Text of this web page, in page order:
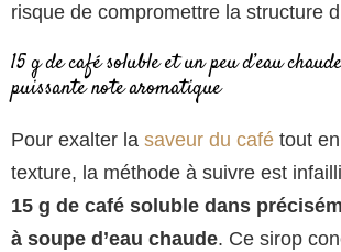
risque de compromettre la structure
15 g de café soluble et un peu d’eau
puissante note aromatique
Pour exalter la saveur du café tout
texture, la méthode à suivre est
15 g de café soluble dans
à soupe d’eau chaude. Ce sirop